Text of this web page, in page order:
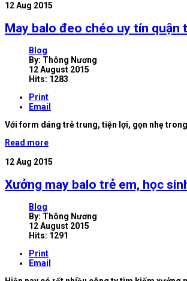
12Aug 2015
May balo đeo chéo uy tín quận
Blog
By: Thông Nương
12 August 2015
Hits: 1283
Print
Email
Với form dáng trẻ trung, tiện lợi, gọn nhẹ
Read more
12Aug 2015
Xưởng may balo trẻ em, học
Blog
By: Thông Nương
12 August 2015
Hits: 1291
Print
Email